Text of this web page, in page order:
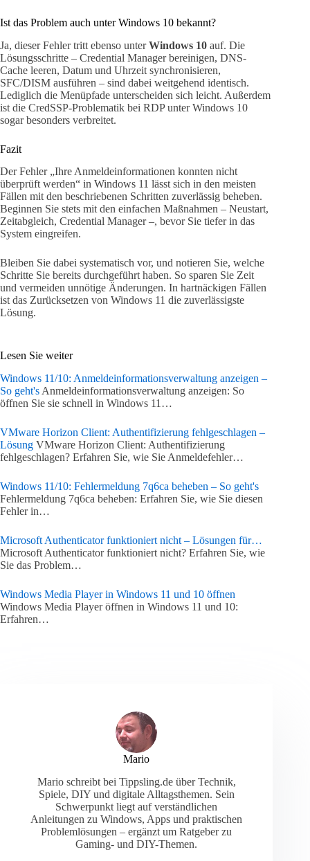
Ist das Problem auch unter Windows 10 bekannt?
Ja, dieser Fehler tritt ebenso unterWindows 10 auf. Die
Lösungsschritte – Credential Manager bereinigen, DNS-
Cache leeren, Datum und Uhrzeit synchronisieren,
SFC/DISM ausführen – sind dabei weitgehend identisch.
Lediglich die Menüpfade unterscheiden sich leicht. Außerdem
ist die CredSSP-Problematik bei RDP unter Windows 10
sogar besonders verbreitet.
Fazit
Der Fehler „Ihre Anmeldeinformationen konnten nicht
überprüft werden“ in Windows 11 lässt sich in den meisten
Fällen mit den beschriebenen Schritten zuverlässig beheben.
Beginnen Sie stets mit den einfachen Maßnahmen – Neustart,
Zeitabgleich, Credential Manager –, bevor Sie tiefer in das
System eingreifen.
Bleiben Sie dabei systematisch vor, und notieren Sie, welche
Schritte Sie bereits durchgeführt haben. So sparen Sie Zeit
und vermeiden unnötige Änderungen. In hartnäckigen Fällen
ist das Zurücksetzen von Windows 11 die zuverlässigste
Lösung.
Lesen Sie weiter
Windows 11/10: Anmeldeinformationsverwaltung anzeigen –
So geht's Anmeldeinformationsverwaltung anzeigen: So
öffnen Sie sie schnell in Windows 11…
VMware Horizon Client: Authentifizierung fehlgeschlagen –
Lösung VMware Horizon Client: Authentifizierung
fehlgeschlagen? Erfahren Sie, wie Sie Anmeldefehler…
Windows 11/10: Fehlermeldung 7q6ca beheben – So geht's
Fehlermeldung 7q6ca beheben: Erfahren Sie, wie Sie diesen
Fehler in…
Microsoft Authenticator funktioniert nicht – Lösungen für…
Microsoft Authenticator funktioniert nicht? Erfahren Sie, wie
Sie das Problem…
Windows Media Player in Windows 11 und 10 öffnen
Windows Media Player öffnen in Windows 11 und 10:
Erfahren…
Mario
Mario schreibt bei Tippsling.de über Technik,
Spiele, DIY und digitale Alltagsthemen. Sein
Schwerpunkt liegt auf verständlichen
Anleitungen zu Windows, Apps und praktischen
Problemlösungen – ergänzt um Ratgeber zu
Gaming- und DIY-Themen.